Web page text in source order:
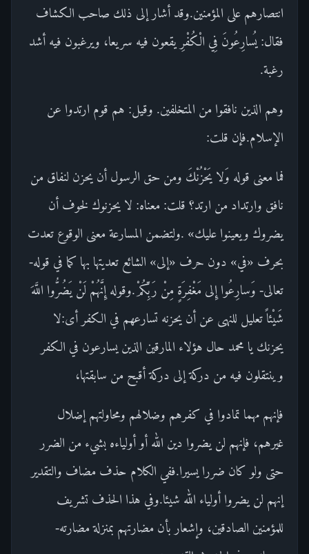
انتصارهم على المؤمنين.وقد أشار إلى ذلك صاحب الكشاف
فقال: يُسارِعُونَ فِي الْكُفْرِ يقعون فيه سريعا، ويرغبون فيه أشد
رغبة.
وهم الذين نافقوا من المتخلفين. وقيل: هم قوم ارتدوا عن
الإسلام.فإن قلت:
فما معنى قوله وَلا يَحْزُنْكَ ومن حق الرسول أن يحزن لنفاق من
نافق وارتداد من ارتد؟ قلت: معناه: لا يحزنوك لخوف أن
يضروك ويعينوا عليك» .ولتضمن المسارعة معنى الوقوع تعدت
بحرف «في» دون حرف «إلى» الشائع تعديتها بها كما في قوله-
تعالى- وَسارِعُوا إِلى مَغْفِرَةٍ مِنْ رَبِّكُمْ.وقوله إِنَّهُمْ لَنْ يَضُرُّوا اللَّهَ
شَيْئاً تعليل للنهى عن أن يحزنه تسارعهم في الكفر أى:لا
يحزنك يا محمد حال هؤلاء المارقين الذين يسارعون في الكفر
وينتقلون فيه من دركة إلى دركة أقبح من سابقتها،
فإنهم مهما تمادوا في كفرهم وضلالهم ومحاولتهم إضلال
غيرهم، فإنهم لن يضروا دين الله أو أولياءه بشيء من الضرر
حتى ولو كان ضررا يسيرا.ففي الكلام حذف مضاف والتقدير
إنهم لن يضروا أولياء الله شيئا.وفي هذا الحذف تشريف
للمؤمنين الصادقين، وإشعار بأن مضارتهم بمنزلة مضارته-